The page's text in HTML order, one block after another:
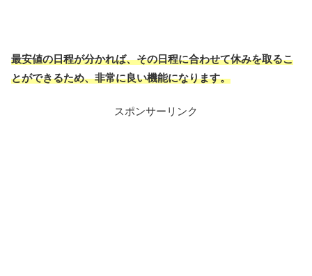
最安値の日程が分かれば、その日程に合わせて休みを取るこ
とができるため、非常に良い機能になります。
スポンサーリンク